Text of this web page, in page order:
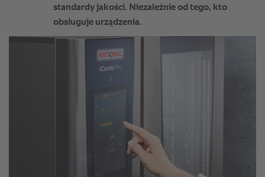
standardy jakości. Niezależnie od tego, kto
obsługuje urządzenia.